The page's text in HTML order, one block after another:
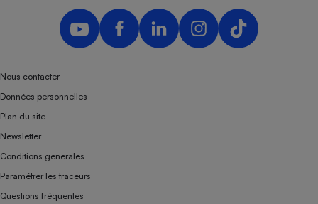
Nous contacter
Données personnelles
Plan du site
Newsletter
Conditions générales
Paramétrer les traceurs
Questions fréquentes